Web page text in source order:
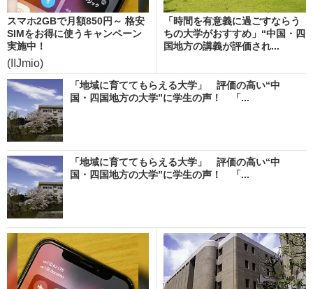
スマホ2GBで月額850円～ 格安
SIMをお得に使うキャンペーン
実施中！
(IIJmio)
「時間を有意義に過ごすならう
ちの大学がおすすめ」“中国・四
国地方の講義が評価され...
「地域に育ててもらえる大学」 評価の高い“中
国・四国地方の大学”に学生の声！ 「...
「地域に育ててもらえる大学」 評価の高い“中
国・四国地方の大学”に学生の声！ 「...